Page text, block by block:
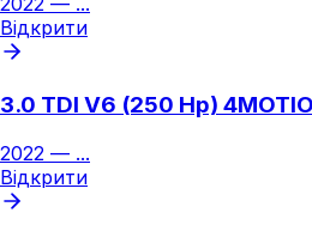
Відкрити
3.0 TDI V6 (250 Hp)
2022 — ...
Відкрити